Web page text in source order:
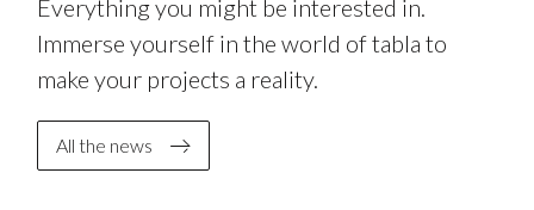
Everything you might be interested in.
Immerse yourself in the world of tabla to
make your projects a reality.
All the news